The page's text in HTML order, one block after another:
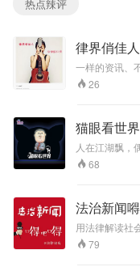
热点辣评
律界俏佳
一样的资讯、
法。 需要更多法律贴士？关注我们的官方公众
号“Lawyer点
26
猫眼看世界
人在江湖飘，
叨叨。这里是
你侃尽人间百
是为了听我五
high！更多精
MXRadio；
68
法治新闻
用法律解读社
网首档法律
79